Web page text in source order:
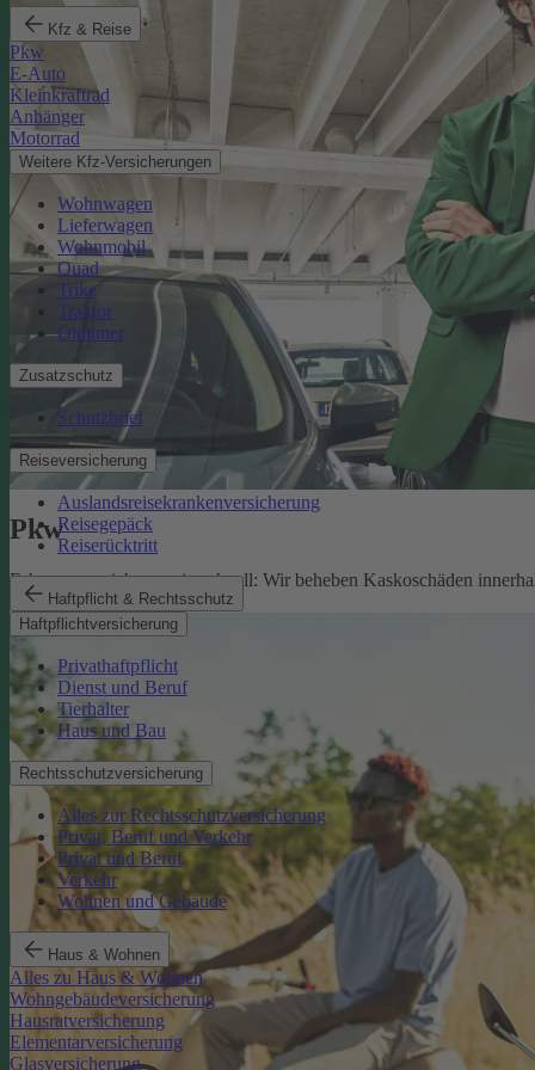
Kfz & Reise
Pkw
E-Auto
Kleinkraftrad
Anhänger
Motorrad
Weitere Kfz-Versicherungen
Wohnwagen
Lieferwagen
Wohnmobil
Quad
Trike
Traktor
Oldtimer
Zusatzschutz
Schutzbrief
Reiseversicherung
Auslandsreisekrankenversicherung
Reisegepäck
Reiserücktritt
Haftpflicht & Rechtsschutz
Haftpflichtversicherung
Privathaftpflicht
Dienst und Beruf
Tierhalter
Haus und Bau
Rechtsschutzversicherung
Alles zur Rechtsschutzversicherung
Privat, Beruf und Verkehr
Privat und Beruf
Verkehr
Wohnen und Gebäude
Haus & Wohnen
Alles zu Haus & Wohnen
Wohngebäudeversicherung
Hausratversicherung
Elementarversicherung
Glasversicherung
Pkw
Fahrzeugversicherung in schnell: Wir beheben Kaskoschäden
Pkw-Versicherung